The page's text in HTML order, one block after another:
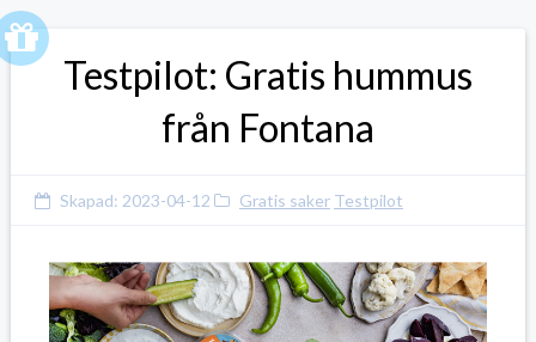
Testpilot: Gratis hummus
från Fontana
Skapad: 2023-04-12 Gratis saker Testpilot